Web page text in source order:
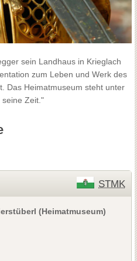
sein Landhaus in Krieglach
zum Leben und Werk des
Das Heimatmuseum steht unter
Zeit."
STMK
(Heimatmuseum)